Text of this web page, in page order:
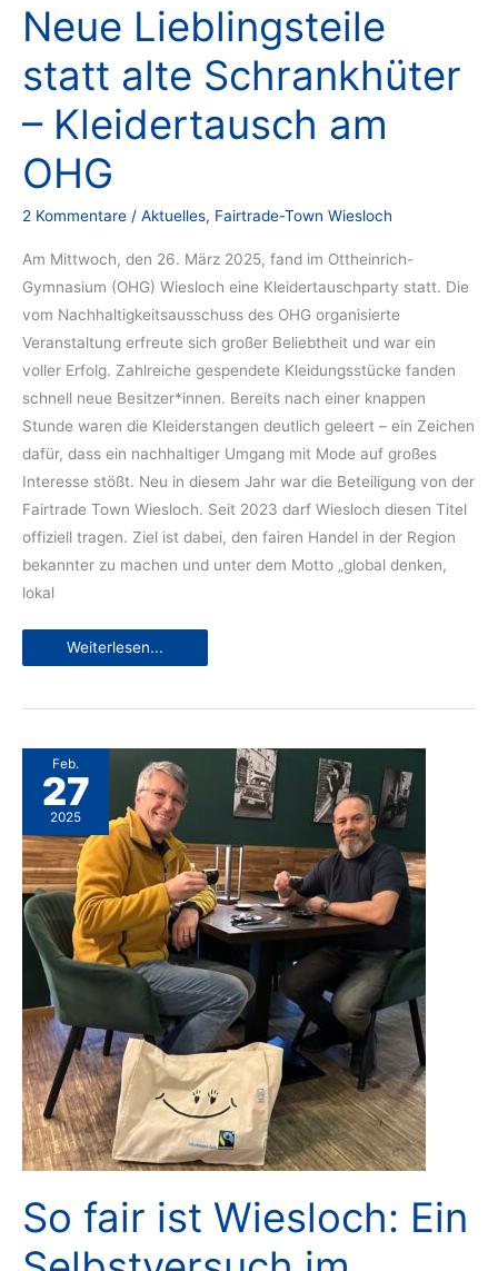
Neue Lieblingsteile
statt alte Schrankhüter
– Kleidertausch am
OHG
2 Kommentare / Aktuelles, Fairtrade-Town Wiesloch
Am Mittwoch, den 26. März 2025, fand im Ottheinrich-
Gymnasium (OHG) Wiesloch eine Kleidertauschparty statt. Die
vom Nachhaltigkeitsausschuss des OHG organisierte
Veranstaltung erfreute sich großer Beliebtheit und war ein
voller Erfolg. Zahlreiche gespendete Kleidungsstücke fanden
schnell neue Besitzer*innen. Bereits nach einer knappen
Stunde waren die Kleiderstangen deutlich geleert – ein Zeichen
dafür, dass ein nachhaltiger Umgang mit Mode auf großes
Interesse stößt. Neu in diesem Jahr war die Beteiligung von der
Fairtrade Town Wiesloch. Seit 2023 darf Wiesloch diesen Titel
offiziell tragen. Ziel ist dabei, den fairen Handel in der Region
bekannter zu machen und unter dem Motto „global denken,
lokal
Neue
am
OHG
Weiterlesen...
Feb.
27
2025
So fair ist Wiesloch: Ein